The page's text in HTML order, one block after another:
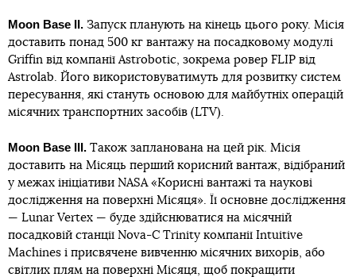
Moon Base II. Запуск планують на кінець цього року. Місія
доставить понад 500 кг вантажу на посадковому модулі
Griffin від компанії Astrobotic, зокрема ровер FLIP від
Astrolab. Його використовуватимуть для розвитку систем
пересування, які стануть основою для майбутніх операцій
місячних транспортних засобів (LTV).
Moon Base III. Також запланована на цей рік. Місія
доставить на Місяць перший корисний вантаж, відібраний
у межах ініціативи NASA «Корисні вантажі та наукові
дослідження на поверхні Місяця». Її основне дослідження
— Lunar Vertex — буде здійснюватися на місячній
посадковій станції Nova-C Trinity компанії Intuitive
Machines і присвячене вивченню місячних вихорів, або
світлих плям на поверхні Місяця, щоб покращити